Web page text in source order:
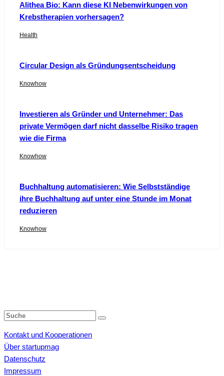
Alithea Bio: Kann diese KI Nebenwirkungen von
Krebstherapien vorhersagen?
Health
Circular Design als Gründungsentscheidung
Knowhow
Investieren als Gründer und Unternehmer: Das
private Vermögen darf nicht dasselbe Risiko tragen
wie die Firma
Knowhow
Buchhaltung automatisieren: Wie Selbstständige
ihre Buchhaltung auf unter eine Stunde im Monat
reduzieren
Knowhow
Kontakt und Kooperationen
Über startupmag
Datenschutz
Impressum